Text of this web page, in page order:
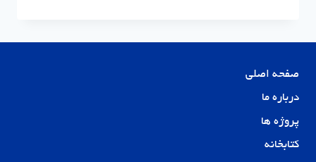
صفحه اصلی
درباره ما
پروژه ها
کتابخانه